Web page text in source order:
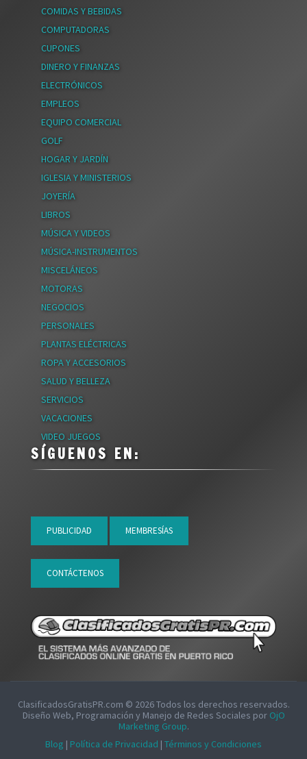
COMIDAS Y BEBIDAS
COMPUTADORAS
CUPONES
DINERO Y FINANZAS
ELECTRÓNICOS
EMPLEOS
EQUIPO COMERCIAL
GOLF
HOGAR Y JARDÍN
IGLESIA Y MINISTERIOS
JOYERÍA
LIBROS
MÚSICA Y VIDEOS
MÚSICA-INSTRUMENTOS
MISCELÁNEOS
MOTORAS
NEGOCIOS
PERSONALES
PLANTAS ELÉCTRICAS
ROPA Y ACCESORIOS
SALUD Y BELLEZA
SERVICIOS
VACACIONES
VIDEO JUEGOS
SÍGUENOS EN:
PUBLICIDAD MEMBRESÍAS
CONTÁCTENOS
ClasificadosGratisPR.com © 2026Todos los derechos reservados.
Diseño Web, Programación y Manejo de Redes Sociales por OjO
Marketing Group.
Blog | Política de Privacidad | Términos y Condiciones